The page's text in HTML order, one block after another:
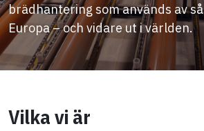
brädhantering som används av
Europa – och vidare ut i världen.
Vilka vi är